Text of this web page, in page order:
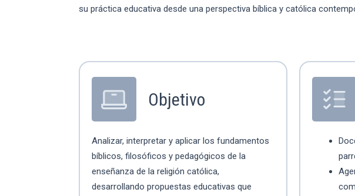
su práctica educativa desde una perspectiva bíblica y católica
Objetivo
Analizar, interpretar y aplicar los fundamentos
bíblicos, filosóficos y pedagógicos de la
enseñanza de la religión católica,
desarrollando propuestas educativas que